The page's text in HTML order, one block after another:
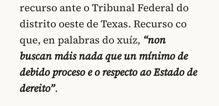
recurso ante o Tribunal Federal do
distrito oeste de Texas. Recurso co
que, en palabras do xuíz, “non
buscan máis nada que un mínimo de
debido proceso e o respecto ao Estado de
dereito”.